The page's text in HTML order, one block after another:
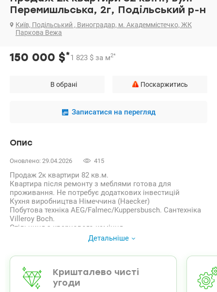
Перемишльська, 2г, Подільський р-н
Київ, Подільський , Виноградар, м. Академмістечко, ЖК
Паркова Вежа
150 000 $*1 823 $ за м2*
В обрані Поскаржитись
Записатися на перегляд
Опис
Оновлено: 29.04.2026 415
Продаж 2к квартири 82 кв.м.
Квартира після ремонту з меблями готова для
проживання. Не потребує додаткових інвестицій
Кухня виробництва Німеччина (Haecker)
Побутова техніка AEG/Falmec/Kuppersbusch. Сантехніка
Villeroy Boch.
Стільниця з кварцового каміння.
Меблі корпусні з натуральної деревини виробництва
Два бойлера Gorenja.
Два SmartTV Samsung/Sony.
Тел.(044) 200-10-80
valion.ua/1068505
Детальніше
Кришталево чисті
угоди